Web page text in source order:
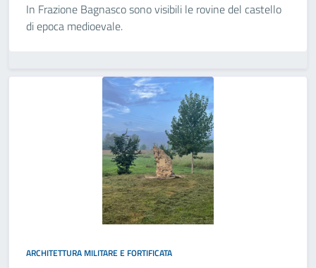
In Frazione Bagnasco sono visibili le rovine del castello
di epoca medioevale.
ARCHITETTURA MILITARE E FORTIFICATA